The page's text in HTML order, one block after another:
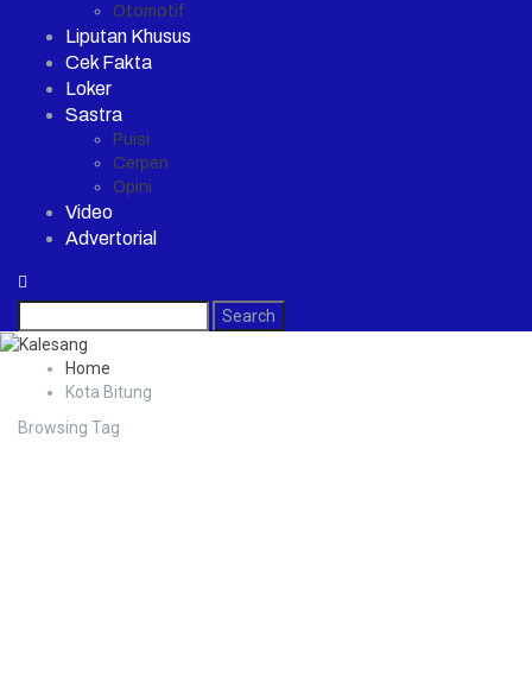
Otomotif
Liputan Khusus
Cek Fakta
Loker
Sastra
Puisi
Cerpen
Opini
Video
Advertorial
Home
Kota Bitung
Browsing Tag